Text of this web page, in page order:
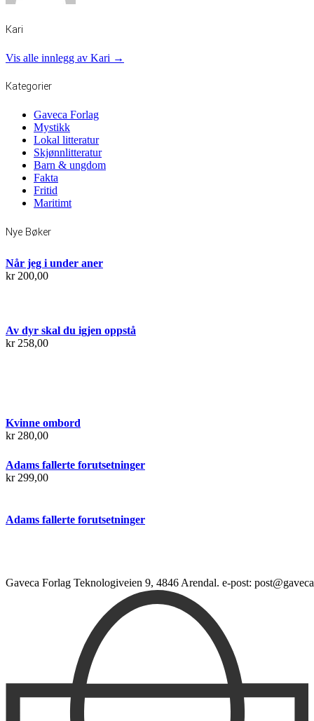
Kari
Vis alle innlegg av Kari →
Kategorier
Gaveca Forlag
Mystikk
Lokal litteratur
Skjønnlitteratur
Barn & ungdom
Fakta
Fritid
Maritimt
Nye Bøker
Når jeg i under aner
kr200,00
Av dyr skal du igjen oppstå
kr258,00
Kvinne ombord
kr280,00
Adams fallerte forutsetninger
kr299,00
Adams fallerte forutsetninger
Gaveca Forlag Teknologiveien 9, 4846 Arendal. e-post: